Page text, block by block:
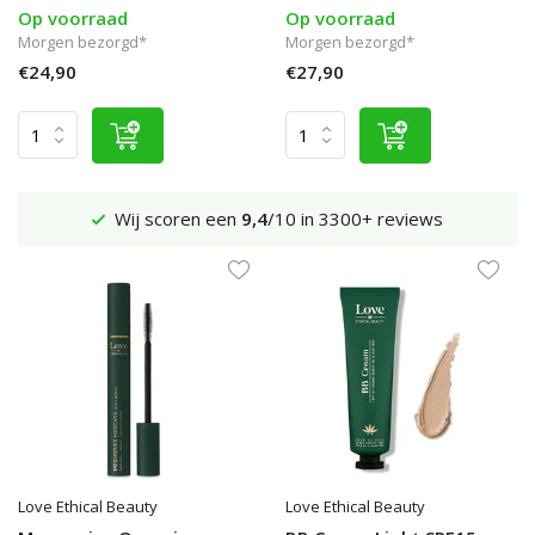
Op voorraad
Morgen bezorgd*
€24,90
Op voorraad
Morgen bezorgd*
€27,90
Wij scoren een 9,4/10 in 3300+ reviews
Love Ethical Beauty Love Ethical Beauty